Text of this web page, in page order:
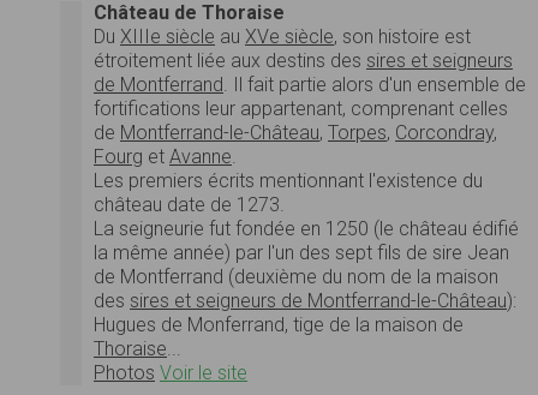
Château de Thoraise
Du XIIIe siècle au XVe siècle, son histoire est
étroitement liée aux destins des sires et seigneurs
de Montferrand. Il fait partie alors d'un ensemble de
fortifications leur appartenant, comprenant celles
de Montferrand-le-Château, Torpes, Corcondray,
Fourg et Avanne.
Les premiers écrits mentionnant l'existence du
château date de 1273.
La seigneurie fut fondée en 1250 (le château édifié
la même année) par l'un des sept fils de sire Jean
de Montferrand (deuxième du nom de la maison
des sires et seigneurs de Montferrand-le-Château):
Hugues de Monferrand, tige de la maison de
Thoraise...
Photos Voir le site